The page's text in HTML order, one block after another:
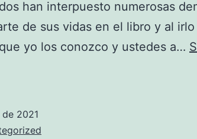
han interpuesto numerosas
de sus vidas en el libro y al irlo
yo los conozco y ustedes a…
2021